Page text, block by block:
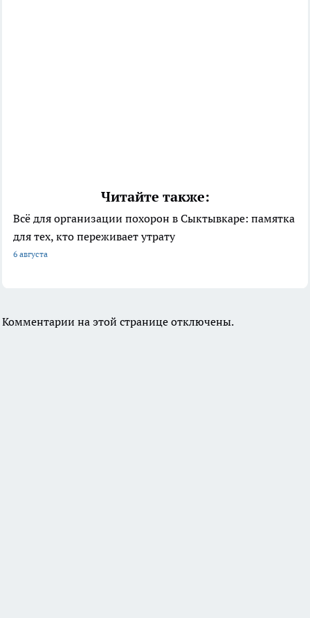
Читайте также:
Всё для организации похорон в Сыктывкаре: памятка
для тех, кто переживает утрату
6 августа
Комментарии на этой странице отключены.